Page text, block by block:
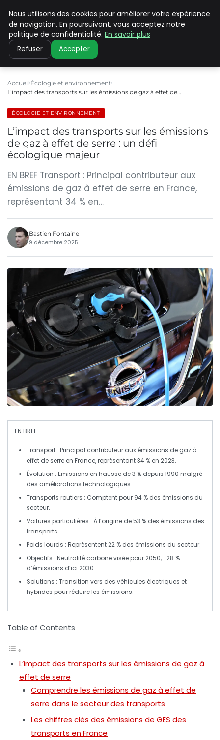
CLIMATE C ADVANCED
Accueil Écologie et environnement
L’impact des transports sur les émissions de gaz à effet de…
ÉCOLOGIE ET ENVIRONNEMENT
L’impact des transports sur les émissions
de gaz à effet de serre : un défi
écologique majeur
EN BREF Transport : Principal contributeur aux
émissions de gaz à effet de serre en France,
représentant 34 % en…
Bastien Fontaine
9 décembre 2025
EN BREF
Transport : Principal contributeur aux émissions de gaz à
effet de serre en France, représentant 34 % en 2023.
Évolution : Emissions en hausse de 3 % depuis 1990 malgré
des améliorations technologiques.
Transports routiers : Comptent pour 94 % des émissions du
secteur.
Voitures particulières : À l’origine de 53 % des émissions des
transports.
Poids lourds : Représentent 22 % des émissions du secteur.
Objectifs : Neutralité carbone visée pour 2050, -28 %
d’émissions d’ici 2030.
Solutions : Transition vers des véhicules électriques et
hybrides pour réduire les émissions.
Table of Contents
L’impact des transports sur les émissions de gaz à
effet de serre
Comprendre les émissions de gaz à effet de
serre dans le secteur des transports
Les chiffres clés des émissions de GES des
transports en France
Nous utilisons des cookies pour améliorer votre expérience
de navigation. En poursuivant, vous acceptez notre
politique de confidentialité. En savoir plus
Refuser Accepter